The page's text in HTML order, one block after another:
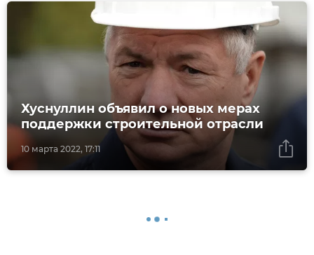
10 марта 2022, 17:11
Хуснуллин объявил о новых мерах
поддержки строительной отрасли